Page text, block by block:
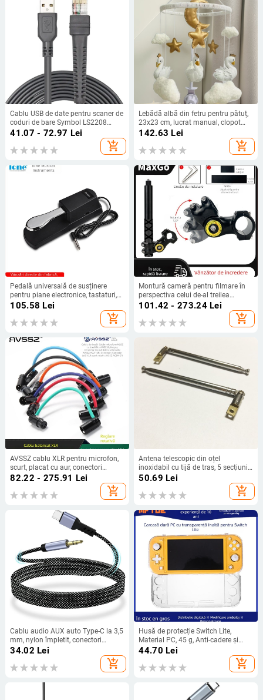
Cablu USB de date pentru scaner de
coduri de bare Symbol LS2208
DS4208 1203 4008 (2 m)
41.07 - 72.97 Lei
add_shopping_cart
Lebădă albă din fetru pentru pătuț,
23x23 cm, lucrat manual, clopot
pentru bebeluș
142.63 Lei
add_shopping_cart
Pedală universală de susținere
pentru piane electronice, tastaturi,
sintetizatoare și tobe electronice —
105.58 Lei
add_shopping_cart
Montură cameră pentru filmare în
perspectiva celui de-al treilea
personaj pe motocicletă/bicicletă –
aliaj de aluminiu; mâner selfie
GoPro și Insta360 X3
101.42 - 273.24Lei
add_shopping_cart
AVSSZ cablu XLR pentru microfon,
scurt, placat cu aur, conectori
masculi-femei, formă de L, FX3
82.22 - 275.91 Lei
add_shopping_cart
Antena telescopic din oțel
inoxidabil cu tijă de tras, 5 secțiuni,
cap universal; 50 Ω, bandă întreagă,
50.69 Lei
add_shopping_cart
Cablu audio AUX auto Type-C la 3,5
mm, nylon împletit, conectori
placate cu aur, miez de cupru
34.02 Lei
add_shopping_cart
Husă de protecție Switch Lite,
Material PC, 45 g, Anti-cadere și
Anti-alunecare
44.70 Lei
add_shopping_cart